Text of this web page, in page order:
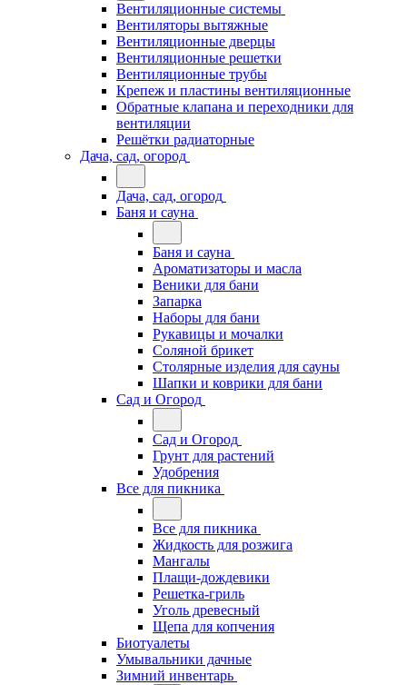
Вентиляционные системы
Вентиляторы вытяжные
Вентиляционные дверцы
Вентиляционные решетки
Вентиляционные трубы
Крепеж и пластины вентиляционные
Обратные клапана и переходники для
вентиляции
Решётки радиаторные
Дача, сад, огород
Дача, сад, огород
Баня и сауна
Баня и сауна
Ароматизаторы и масла
Веники для бани
Запарка
Наборы для бани
Рукавицы и мочалки
Соляной брикет
Столярные изделия для сауны
Шапки и коврики для бани
Сад и Огород
Сад и Огород
Грунт для растений
Удобрения
Все для пикника
Все для пикника
Жидкость для розжига
Мангалы
Плащи-дождевики
Решетка-гриль
Уголь древесный
Щепа для копчения
Биотуалеты
Умывальники дачные
Зимний инвентарь